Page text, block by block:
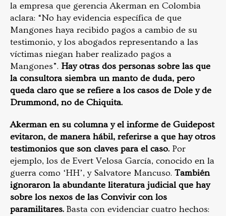
la empresa que gerencia Akerman en Colombia
aclara: “No hay evidencia específica de que
Mangones haya recibido pagos a cambio de su
testimonio, y los abogados representando a las
víctimas niegan haber realizado pagos a
Mangones”. Hay otras dos personas sobre las que
la consultora siembra un manto de duda, pero
queda claro que se refiere a los casos de Dole y de
Drummond, no de Chiquita.
Akerman en su columna y el informe de Guidepost
evitaron, de manera hábil, referirse a que hay otros
testimonios que son claves para el caso. Por
ejemplo, los de Evert Velosa García, conocido en la
guerra como ‘HH’, y Salvatore Mancuso. También
ignoraron la abundante literatura judicial que hay
sobre los nexos de las Convivir con los
paramilitares. Basta con evidenciar cuatro hechos: